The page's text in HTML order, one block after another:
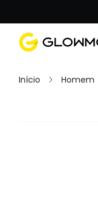
Início Homem